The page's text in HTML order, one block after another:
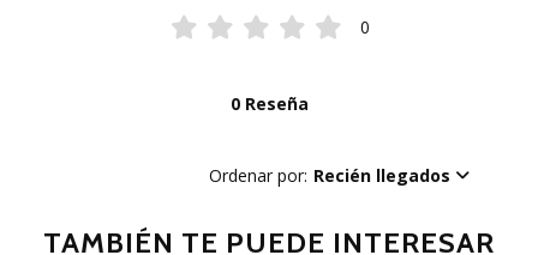
0
0 Reseña
Ordenar por: Recién llegados
TAMBIÉN TE PUEDE INTERESAR